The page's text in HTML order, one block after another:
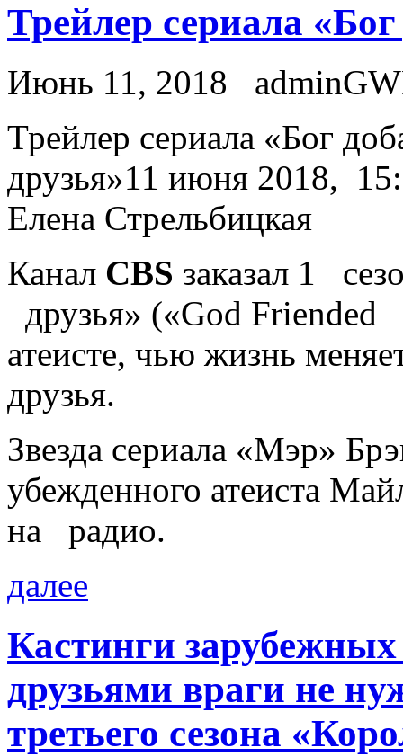
Трейлер сериала
Июнь 11, 2018
Трeйлeр сeриaлa «Бог
друзья»11 июня 2018,
Елена Стрельбицкая
Канал CBS заказал 1
друзья» («God
атеисте, чью жизнь
друзья.
Звезда сериала «Мэр»
убежденного атеиста
на радио.
далее
Кастинги
друзьями враги не
третьего сезона